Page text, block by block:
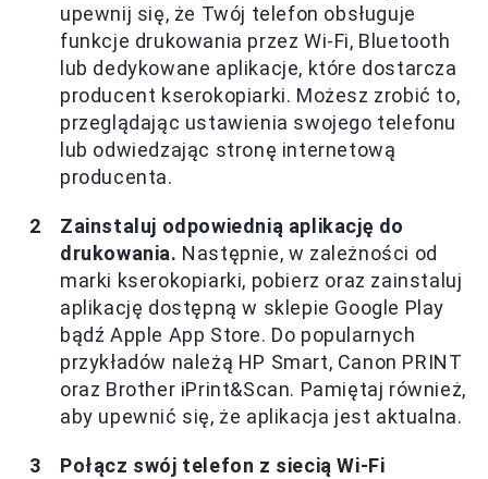
upewnij się, że Twój telefon obsługuje
funkcje drukowania przez Wi-Fi, Bluetooth
lub dedykowane aplikacje, które dostarcza
producent kserokopiarki. Możesz zrobić to,
przeglądając ustawienia swojego telefonu
lub odwiedzając stronę internetową
producenta.
Zainstaluj odpowiednią aplikację do
drukowania. Następnie, w zależności od
marki kserokopiarki, pobierz oraz zainstaluj
aplikację dostępną w sklepie Google Play
bądź Apple App Store. Do popularnych
przykładów należą HP Smart, Canon PRINT
oraz Brother iPrint&Scan. Pamiętaj również,
aby upewnić się, że aplikacja jest aktualna.
Połącz swój telefon z siecią Wi-Fi